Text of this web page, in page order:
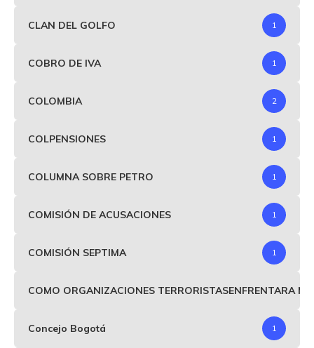
CLAN DEL GOLFO 1
COBRO DE IVA 1
COLOMBIA 2
COLPENSIONES 1
COLUMNA SOBRE PETRO 1
COMISIÓN DE ACUSACIONES 1
COMISIÓN SEPTIMA 1
COMO ORGANIZACIONES TERRORISTASENFRENTARA
Concejo Bogotá 1